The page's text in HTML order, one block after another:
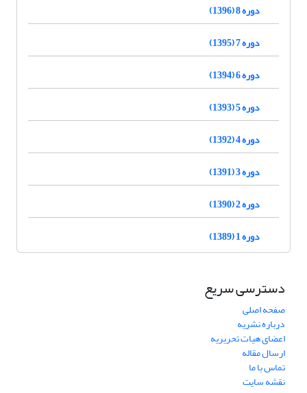
دوره 8 (1396)
دوره 7 (1395)
دوره 6 (1394)
دوره 5 (1393)
دوره 4 (1392)
دوره 3 (1391)
دوره 2 (1390)
دوره 1 (1389)
دسترسی سریع
صفحه اصلی
درباره نشریه
اعضای هیات تحریریه
ارسال مقاله
تماس با ما
نقشه سایت